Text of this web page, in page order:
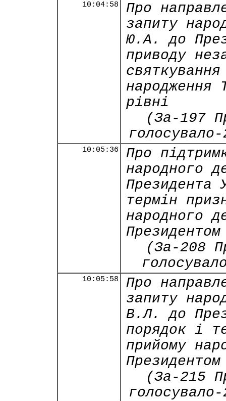
10:04:58
Про
запиту
Ю.А. до
приводу
народження
рівні
(За-197
10:05:36
Про
народного
Президента
термін
народного
(За-208
10:05:58
Про
запиту
В.Л. до
порядок і
прийому
(За-215